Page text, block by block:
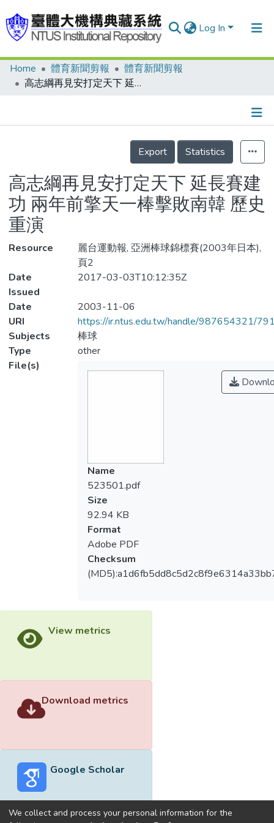
Log In
Communities & Collections
Statistics
Home 體育新聞剪報
體育新聞剪報
高志綱再見安打定天下 延長賽建功 兩年前擎天一棒擊敗南韓 歷史重演
Details
Export
Statistics
高志綱再見安打定天下 延長賽建
功 兩年前擎天一棒擊敗南韓 歷史
重演
Resource
麗台運動報, 亞洲棒球錦標賽(2003年日本),
頁2
Date
Issued
2017-03-03T10:12:35Z
Date
2003-11-06
URI
https://ir.ntus.edu.tw/handle/987654321/
Subjects
棒球
Type
other
File(s)
Name
523501.pdf
Size
92.94 KB
Format
Adobe PDF
Checksum
View metrics
Download metrics
Google Scholar
We collect and process your personal information for the